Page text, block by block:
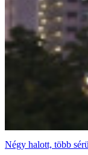
Négy halott, több